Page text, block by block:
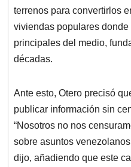
terrenos para convertirlos
viviendas populares
principales del medio,
décadas.
Ante esto, Otero precisó
publicar información sin
“Nosotros no nos
sobre asuntos
dijo, añadiendo que este